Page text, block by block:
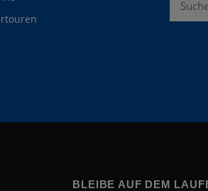
nach:
BLEIBE AUF DEM